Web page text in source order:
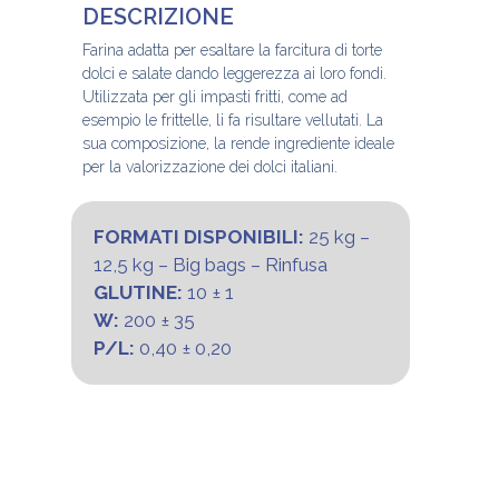
DESCRIZIONE
Farina adatta per esaltare la farcitura di torte
dolci e salate dando leggerezza ai loro fondi.
Utilizzata per gli impasti fritti, come ad
esempio le frittelle, li fa risultare vellutati. La
sua composizione, la rende ingrediente ideale
per la valorizzazione dei dolci italiani.
FORMATI DISPONIBILI: 25 kg –
12,5 kg – Big bags – Rinfusa
GLUTINE: 10 ± 1
W: 200 ± 35
P/L: 0,40 ± 0,20